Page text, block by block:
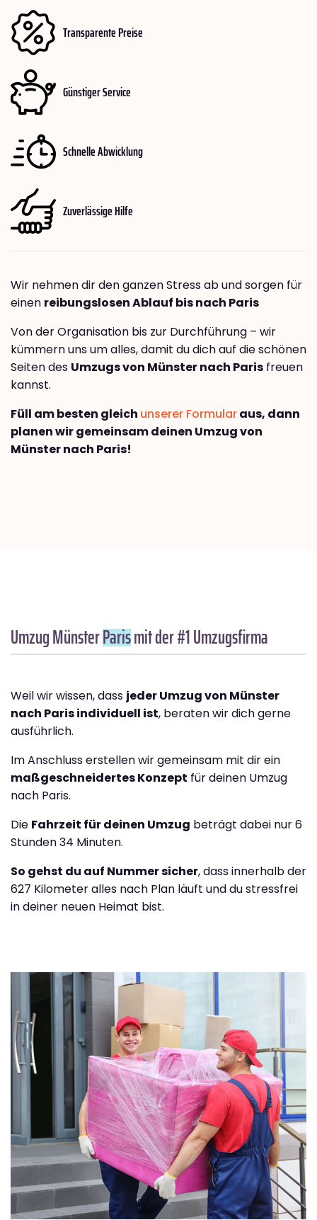
Transparente Preise
Günstiger Service
Schnelle Abwicklung
Zuverlässige Hilfe
Wir nehmen dir den ganzen Stress ab und sorgen für
einen reibungslosen Ablauf bis nach Paris
Von der Organisation bis zur Durchführung – wir
kümmern uns um alles, damit du dich auf die schönen
Seiten des Umzugs von Münster nach Paris freuen
kannst.
Füll am besten gleich unserer Formularaus, dann
planen wir gemeinsam deinen Umzug von
Münster nach Paris!
Umzug MünsterParismit der #1 Umzugsfirma
Weil wir wissen, dass jeder Umzug von Münster
nach Paris individuell ist, beraten wir dich gerne
ausführlich.
Im Anschluss erstellen wir gemeinsam mit dir ein
maßgeschneidertes Konzept für deinen Umzug
nach Paris.
Die Fahrzeit für deinen Umzug beträgt dabei nur 6
Stunden 34 Minuten.
So gehst du auf Nummer sicher, dass innerhalb der
627 Kilometer alles nach Plan läuft und du stressfrei
in deiner neuen Heimat bist.